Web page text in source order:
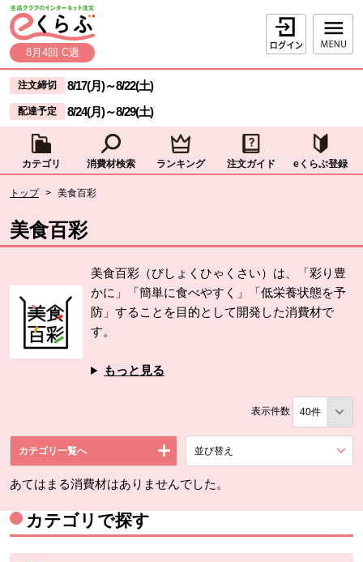
ページの先頭です。
本文へジャンプする。
8月4回 C週
ログイン
ここからサイト内共通メニューです。
サイト内共通メニューをスキップする
注文締切 8/17(月)～8/22(土)
配達予定 8/24(月)～8/29(土)
カテゴリ 消費材検索 ランキング 注文ガイド eくらぶ登録
トップ > 美食百彩
美食百彩
美食百彩（びしょくひゃくさい）は、「彩り豊
かに」「簡単に食べやすく」「低栄養状態を予
防」することを目的として開発した消費材で
す。
もっと見る
表示件数
カテゴリ一覧へ 並び替え
あてはまる消費材はありませんでした。
カテゴリで探す